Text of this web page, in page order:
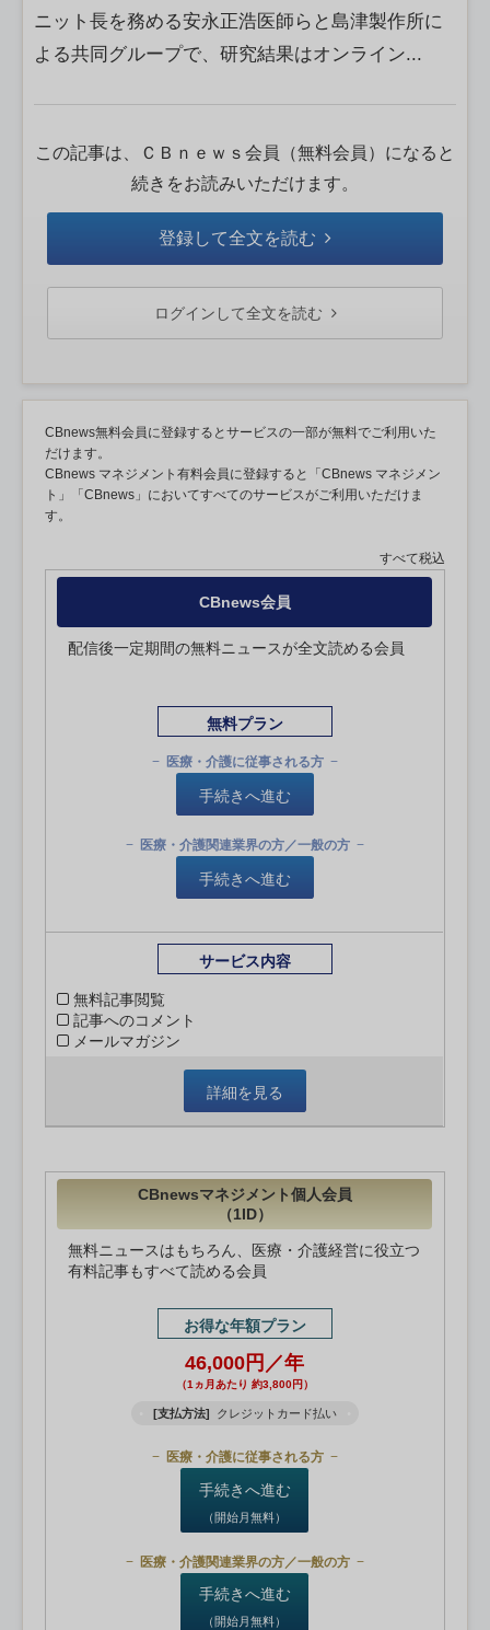
ニット長を務める安永正浩医師らと島津製作所に
よる共同グループで、研究結果はオンライン...
この記事は、ＣＢｎｅｗｓ会員（無料会員）になると
続きをお読みいただけます。
登録して全文を読む
ログインして全文を読む
CBnews無料会員に登録するとサービスの一部が無料でご利用いた
だけます。
CBnews マネジメント有料会員に登録すると「CBnews マネジメン
ト」「CBnews」においてすべてのサービスがご利用いただけま
す。
すべて税込
CBnews会員
配信後一定期間の無料ニュースが全文読める会員
無料プラン
医療・介護に従事される方
手続きへ進む
医療・介護関連業界の方／一般の方
手続きへ進む
サービス内容
無料記事閲覧
記事へのコメント
メールマガジン
詳細を見る
CBnewsマネジメント個人会員
（1ID）
無料ニュースはもちろん、医療・介護経営に役立つ
有料記事もすべて読める会員
お得な年額プラン
46,000円／年
（1ヵ月あたり 約3,800円）
[支払方法] クレジットカード払い
医療・介護に従事される方
手続きへ進む
（開始月無料）
医療・介護関連業界の方／一般の方
手続きへ進む
（開始月無料）